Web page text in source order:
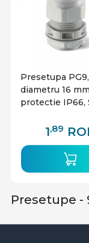
Presetupa PG9,
diametru 16
protectie IP66,
1,89
Presetupe -